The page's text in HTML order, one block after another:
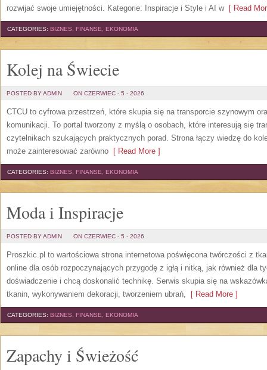
rozwijać swoje umiejętności. Kategorie: Inspiracje i Style i AI w[ Read
CATEGORIES: BIZNES, FINANSE, EKONOMIA
Kolej na Świecie
POSTED BY ADMIN ON CZERWIEC - 5 - 2026
CTCU to cyfrowa przestrzeń, które skupia się na transporcie szynowym
komunikacji. To portal tworzony z myślą o osobach, które interesują się
czytelnikach szukających praktycznych porad. Strona łączy wiedzę do
może zainteresować zarówno [ Read More ]
CATEGORIES: BIZNES, FINANSE, EKONOMIA
Moda i Inspiracje
POSTED BY ADMIN ON CZERWIEC - 5 - 2026
Proszkic.pl to wartościowa strona internetowa poświęcona twórczości z
online dla osób rozpoczynających przygodę z igłą i nitką, jak również dla
doświadczenie i chcą doskonalić technikę. Serwis skupia się na
tkanin, wykonywaniem dekoracji, tworzeniem ubrań, [ Read More ]
CATEGORIES: BIZNES, FINANSE, EKONOMIA
Zapachy i Świeżość